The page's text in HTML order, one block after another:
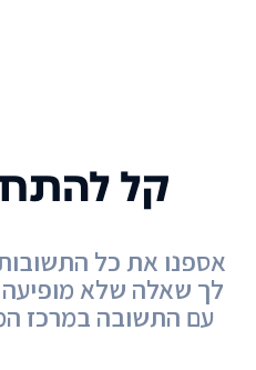
קל
אספנו את כל
לך שאלה שלא
עם התשובה במרכז